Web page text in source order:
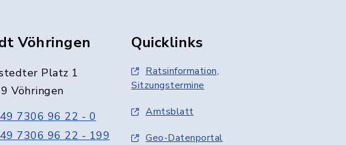
Vöhringen
Platz 1
Vöhringen
7306 96 22 - 0
7306 96 22 - 199
Quicklinks
Ratsinformation,
Sitzungstermine
Amtsblatt
Geo-Datenportal